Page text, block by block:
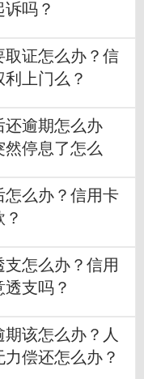
吗？
取证怎么办？信
上门么？
还逾期怎么办
然停息了怎么
怎么办？信用卡
怎么办？信用
支吗？
期该怎么办？人
偿还怎么办？